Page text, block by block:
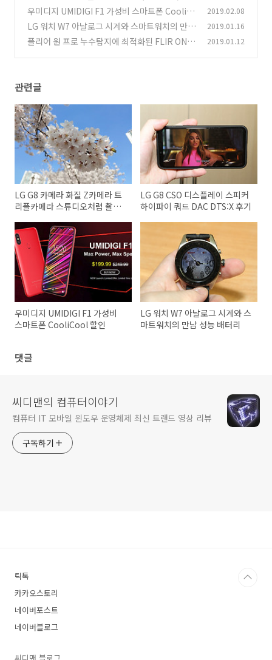
AC DTS:X 후기 (5)
우미디지 UMIDIGI F1 가성비 스마트폰 CooliC
ool 할인 (3)
2019.02.08
LG 워치 W7 아날로그 시계와 스마트워치의 만남
성능 배터리 (0)
2019.01.16
플리어 원 프로 누수탐지에 최적화된 FLIR ONE
2019.01.12
관련글
LG G8 카메라 화질 Z카메라 트
리플카메라 스튜디오처럼 촬영
LG G8 CSO 디스플레이 스피커
하이파이 쿼드 DAC DTS:X 후기
우미디지 UMIDIGI F1 가성비
스마트폰 CooliCool 할인
LG 워치 W7 아날로그 시계와 스
마트워치의 만남 성능 배터리
댓글
씨디맨의 컴퓨터이야기
컴퓨터 IT 모바일 윈도우 운영체제 최신 트랜드 영상 리뷰
구독하기
틱톡
카카오스토리
네이버포스트
네이버블로그